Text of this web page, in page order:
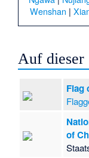
Wenshan |
Auf dieser
Flag
of